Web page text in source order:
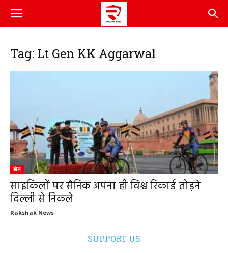
Tag: Lt Gen KK Aggarwal
खेल
साइकिलों पर सैनिक अपना ही विश्व रिकार्ड तोड़ने
दिल्ली से निकले
Rakshak News
SUPPORT US